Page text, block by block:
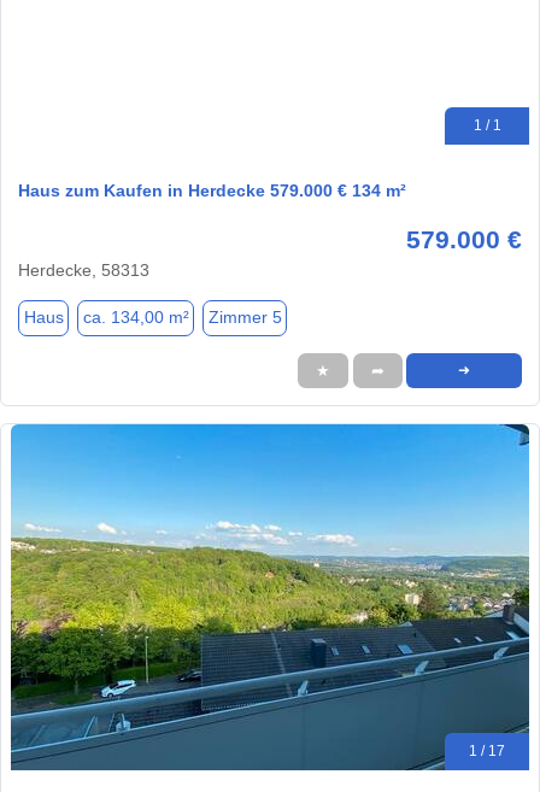
1 / 1
Haus zum Kaufen in Herdecke 579.000 € 134 m²
579.000 €
Herdecke, 58313
Haus ca. 134,00 m² Zimmer 5
★ ➦ ➜
1 / 17